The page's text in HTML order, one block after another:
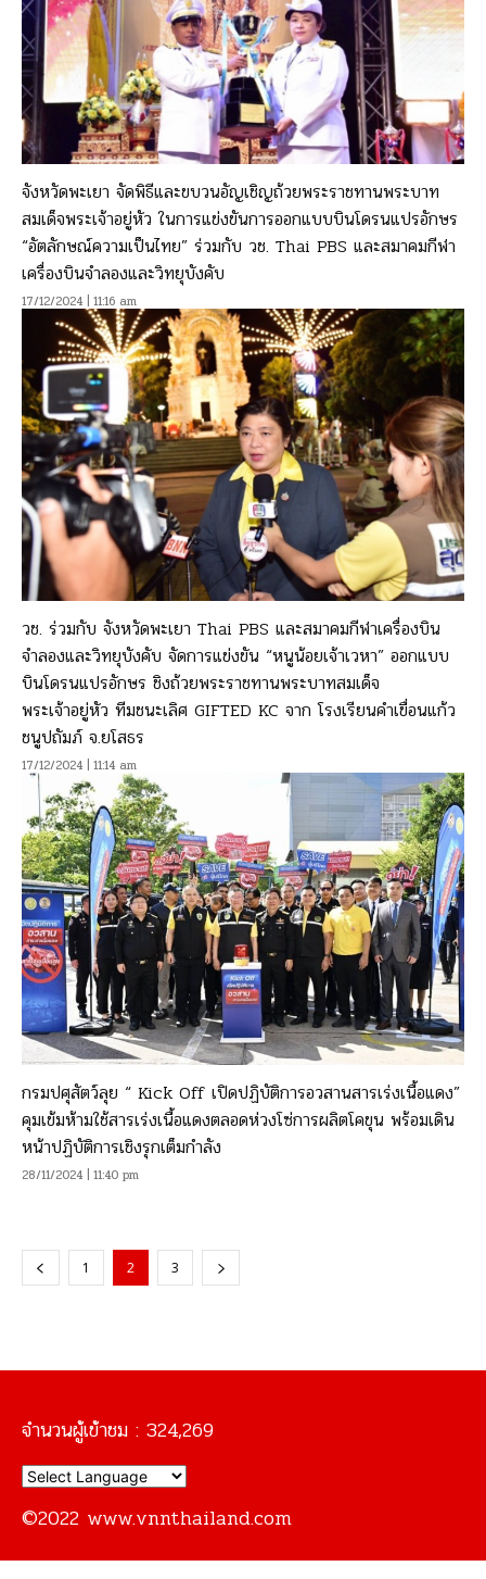
จังหวัดพะเยา จัดพิธีและขบวนอัญเชิญถ้วยพระราชทานพระบาท
สมเด็จพระเจ้าอยู่หัว ในการแข่งขันการออกแบบบินโดรนแปรอักษร
“อัตลักษณ์ความเป็นไทย” ร่วมกับ วช. Thai PBS และสมาคมกีฬา
เครื่องบินจำลองและวิทยุบังคับ
17/12/2024 | 11:16 am
วช. ร่วมกับ จังหวัดพะเยา Thai PBS และสมาคมกีฬาเครื่องบิน
จำลองและวิทยุบังคับ จัดการแข่งขัน “หนูน้อยเจ้าเวหา” ออกแบบ
บินโดรนแปรอักษร ชิงถ้วยพระราชทานพระบาทสมเด็จ
พระเจ้าอยู่หัว ทีมชนะเลิศ GIFTED KC จาก โรงเรียนคำเขื่อนแก้ว
ชนูปถัมภ์ จ.ยโสธร
17/12/2024 | 11:14 am
กรมปศุสัตว์ลุย “ Kick Off เปิดปฏิบัติการอวสานสารเร่งเนื้อแดง”
คุมเข้มห้ามใช้สารเร่งเนื้อแดงตลอดห่วงโซ่การผลิตโคขุน พร้อมเดิน
หน้าปฏิบัติการเชิงรุกเต็มกำลัง
28/11/2024 | 11:40 pm
1 2 3
จำนวนผู้เข้าชม : 324,269
©2022 www.vnnthailand.com